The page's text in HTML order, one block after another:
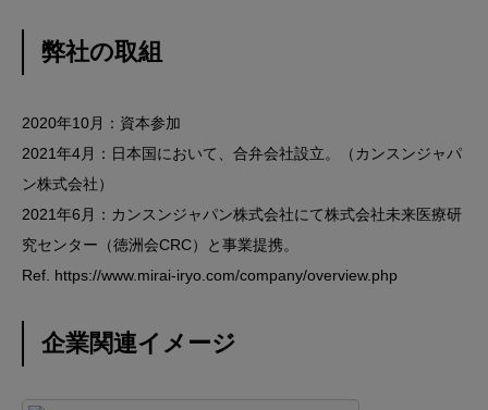
弊社の取組
2020年10月：資本参加
2021年4月：日本国において、合弁会社設立。（カンスンジャパ
ン株式会社）
2021年6月：カンスンジャパン株式会社にて株式会社未来医療研
究センター（徳洲会CRC）と事業提携。
Ref. https://www.mirai-iryo.com/company/overview.php
企業関連イメージ